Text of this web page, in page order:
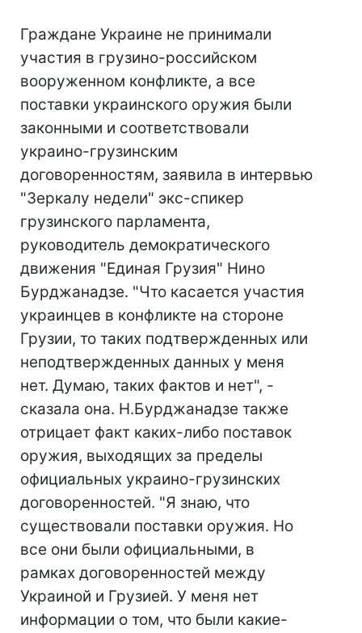
Граждане Украине не принимали
участия в грузино-российском
вооруженном конфликте, а все
поставки украинского оружия были
законными и соответствовали
украино-грузинским
договоренностям, заявила в интервью
"Зеркалу недели" экс-спикер
грузинского парламента,
руководитель демократического
движения "Единая Грузия" Нино
Бурджанадзе. "Что касается участия
украинцев в конфликте на стороне
Грузии, то таких подтвержденных или
неподтвержденных данных у меня
нет. Думаю, таких фактов и нет", -
сказала она. Н.Бурджанадзе также
отрицает факт каких-либо поставок
оружия, выходящих за пределы
официальных украино-грузинских
договоренностей. "Я знаю, что
существовали поставки оружия. Но
все они были официальными, в
рамках договоренностей между
Украиной и Грузией. У меня нет
информации о том, что были какие-